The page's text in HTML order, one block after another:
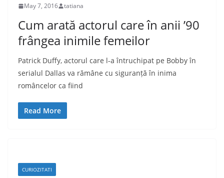
May 7, 2016 tatiana
Cum arată actorul care în anii ’90
frângea inimile femeilor
Patrick Duffy, actorul care l-a întruchipat pe Bobby în
serialul Dallas va rămâne cu siguranță în inima
româncelor ca fiind
Read More
CURIOZITATI